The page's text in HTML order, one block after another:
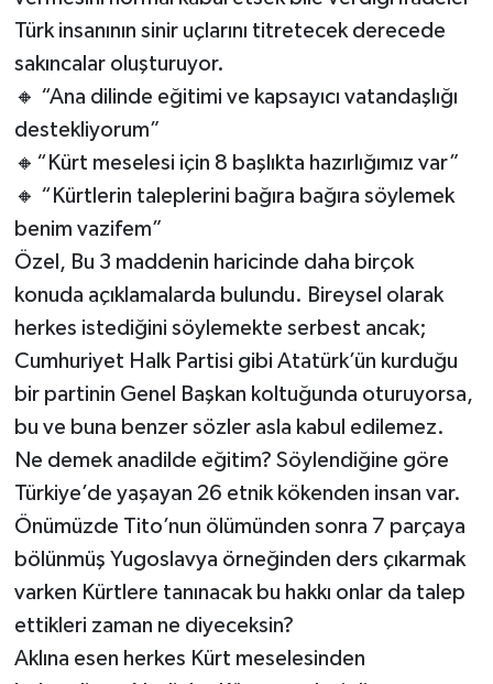
Türk insanının sinir uçlarını titretecek derecede
sakıncalar oluşturuyor.
🔸 “Ana dilinde eğitimi ve kapsayıcı vatandaşlığı
destekliyorum”
🔸“Kürt meselesi için 8 başlıkta hazırlığımız var”
🔸 “Kürtlerin taleplerini bağıra bağıra söylemek
benim vazifem”
Özel, Bu 3 maddenin haricinde daha birçok
konuda açıklamalarda bulundu. Bireysel olarak
herkes istediğini söylemekte serbest ancak;
Cumhuriyet Halk Partisi gibi Atatürk’ün kurduğu
bir partinin Genel Başkan koltuğunda oturuyorsa,
bu ve buna benzer sözler asla kabul edilemez.
Ne demek anadilde eğitim? Söylendiğine göre
Türkiye’de yaşayan 26 etnik kökenden insan var.
Önümüzde Tito’nun ölümünden sonra 7 parçaya
bölünmüş Yugoslavya örneğinden ders çıkarmak
varken Kürtlere tanınacak bu hakkı onlar da talep
ettikleri zaman ne diyeceksin?
Aklına esen herkes Kürt meselesinden